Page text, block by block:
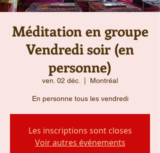
Méditation en groupe
Vendredi soir (en
personne)
ven. 02 déc. Montréal
En personne tous les vendredi
Les inscriptions sont closes
Voir autres événements